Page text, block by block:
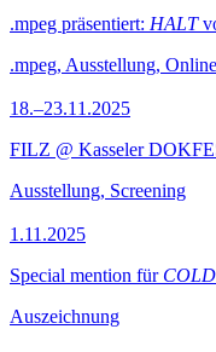
.mpeg präsentiert: HALT
.mpeg, Ausstellung, Online
18.–23.11.2025
FILZ @ Kasseler
Ausstellung, Screening
1.11.2025
Special mention für
Auszeichnung